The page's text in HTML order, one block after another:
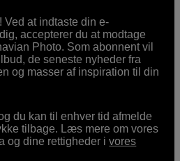
Ved at indtaste din e-
accepterer du at modtage
Photo. Som abonnent vil
de seneste nyheder fra
og masser af inspiration til din
du kan til enhver tid afmelde
tilbage. Læs mere om vores
og dine rettigheder ivores